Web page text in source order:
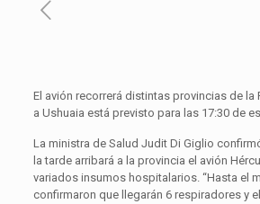
El avión recorrerá distintas provincias de la
a Ushuaia está previsto para las 17:30 de
La ministra de Salud Judit Di Giglio
la tarde arribará a la provincia el avión
variados insumos hospitalarios. “Hasta el
confirmaron que llegarán 6 respiradores y